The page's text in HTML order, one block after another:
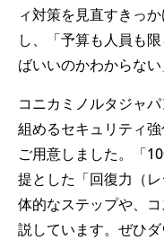
ィ対策を見直すきっ
し、「予算も人員も
ばいいのかわからな
コニカミノルタジャ
組めるセキュリティ
ご用意しました。「
提とした「回復力（
体的なステップや、
説しています。ぜひ